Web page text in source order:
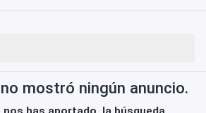
mostró ningún anuncio.